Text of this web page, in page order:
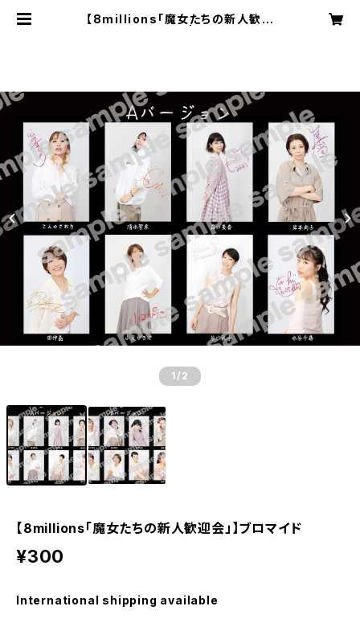
【8millions「魔女たちの新人歓迎
1 /2
【8millions「魔女たちの新人歓迎会」】ブロマイド
¥300
International shipping available